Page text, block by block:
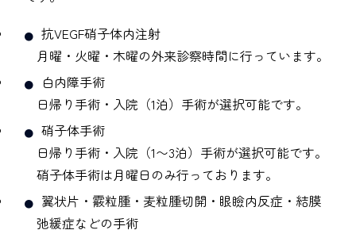
抗VEGF硝子体内注射
月曜・火曜・木曜の外来診察時間に行っています。
白内障手術
日帰り手術・入院（1泊）手術が選択可能です。
硝子体手術
日帰り手術・入院（1〜3泊）手術が選択可能です。
硝子体手術は月曜日のみ行っております。
翼状片・霰粒腫・麦粒腫切開・眼瞼内反症・結膜
弛緩症などの手術